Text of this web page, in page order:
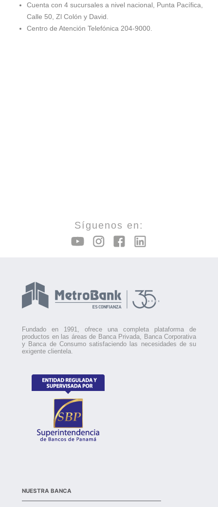
Cuenta con 4 sucursales a nivel nacional, Punta Pacífica,
Calle 50, Zl Colón y David.
Centro de Atención Telefónica 204-9000.
Síguenos en:
Fundado en 1991, ofrece una completa plataforma de
productos en las áreas de Banca Privada, Banca Corporativa
y Banca de Consumo satisfaciendo las necesidades de su
exigente clientela.
NUESTRA BANCA